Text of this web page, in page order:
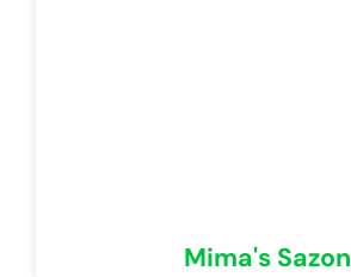
Mima's Sazon